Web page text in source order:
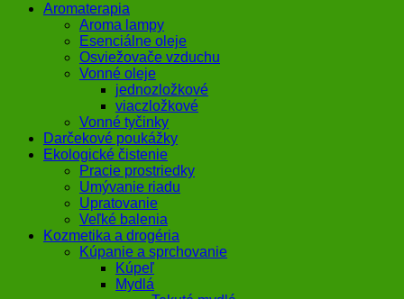
Aromaterapia
Aroma lampy
Esenciálne oleje
Osviežovače vzduchu
Vonné oleje
jednozložkové
viaczložkové
Vonné tyčinky
Darčekové poukážky
Ekologické čistenie
Pracie prostriedky
Umývanie riadu
Upratovanie
Veľké balenia
Kozmetika a drogéria
Kúpanie a sprchovanie
Kúpeľ
Mydlá